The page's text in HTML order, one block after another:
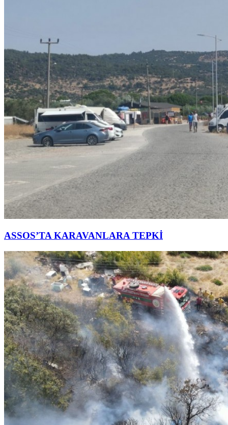
ASSOS’TA KARAVANLARA TEPKİ